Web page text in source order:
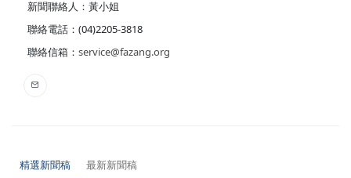
新聞聯絡人：黃小姐
聯絡電話：(04)2205-3818
聯絡信箱： service@fazang.org
精選新聞稿 最新新聞稿